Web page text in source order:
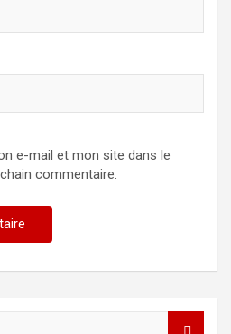
e-mail et mon site dans le
commentaire.